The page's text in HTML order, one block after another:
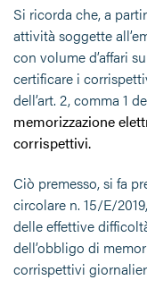
Si ricorda che, a
attività soggette
con volume d’affari
certificare i
dell’art. 2, comma 1
memorizzazione
corrispettivi.
Ciò premesso, si fa
circolare n. 15/E/
delle effettive
dell’obbligo di
corrispettivi